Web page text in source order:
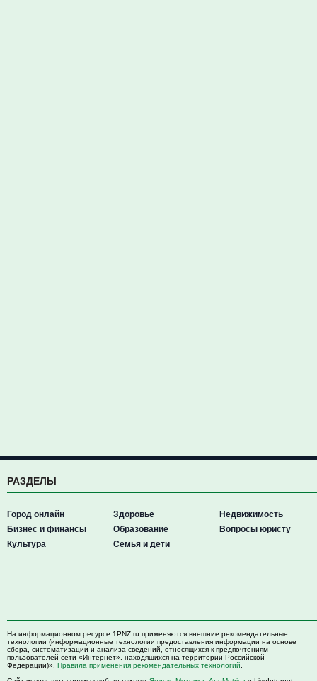
РАЗДЕЛЫ
Город онлайн
Бизнес и финансы
Культура
Здоровье
Образование
Семья и дети
Недвижимость
Вопросы юристу
На информационном ресурсе 1PNZ.ru применяются внешние рекомендательные
технологии (информационные технологии предоставления информации на основе
сбора, систематизации и анализа сведений, относящихся к предпочтениям
пользователей сети «Интернет», находящихся на территории Российской
Федерации)». Правила применения рекомендательных технологий